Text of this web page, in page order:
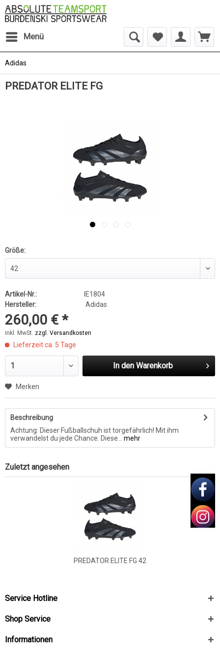
Menü
Adidas
PREDATOR ELITE FG
Größe:
Artikel-Nr.:
IE1804
Hersteller:
Adidas
260,00 € *
inkl. MwSt. zzgl. Versandkosten
Lieferzeit ca. 5 Tage
In den Warenkorb
Merken
Beschreibung
Achtung: Dieser Fußballschuh ist torgefährlich! Mit ihm
verwandelst du jede Chance. Diese...
mehr
Zuletzt angesehen
PREDATOR ELITE FG 42
Service Hotline
Shop Service
Informationen